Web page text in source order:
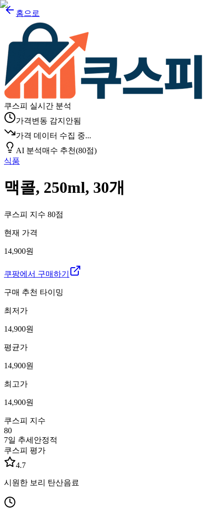
홈으로
쿠스피 실시간 분석
가격변동 감지안됨
가격 데이터 수집 중...
AI 분석매수 추천(80점)
식품
맥콜, 250ml, 30개
쿠스피 지수 80점
현재 가격
14,900원
쿠팡에서 구매하기
구매 추천 타이밍
최저가
14,900원
평균가
14,900원
최고가
14,900원
쿠스피 지수
80
7일 추세 안정적
쿠스피 평가
4.7
시원한 보리 탄산음료